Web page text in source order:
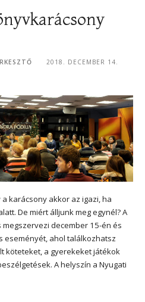
2018. DECEMBER 14.
karácsony akkor az igazi, ha
De miért álljunk meg egynél? A
december 15-én és
eseményét, ahol találkozhatsz
köteteket, a gyerekeket játékok
A helyszín a Nyugati